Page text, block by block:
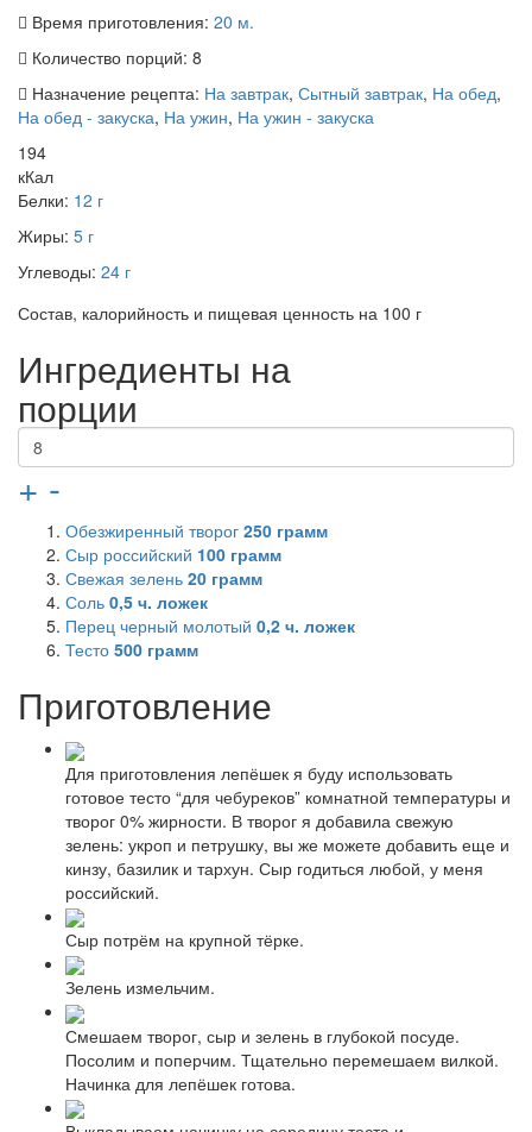
Время приготовления: 20 м.
Количество порций: 8
Назначение рецепта: На завтрак, Сытный завтрак, На обед,
На обед - закуска, На ужин, На ужин - закуска
194
кКал
Белки: 12 г
Жиры: 5 г
Углеводы: 24 г
Состав, калорийность и пищевая ценность на 100 г
Ингредиенты на
порции
+ -
Обезжиренный творог 250 грамм
Сыр российский 100 грамм
Свежая зелень 20 грамм
Соль 0,5 ч. ложек
Перец черный молотый 0,2 ч. ложек
Тесто 500 грамм
Приготовление
Для приготовления лепёшек я буду использовать
готовое тесто “для чебуреков” комнатной температуры и
творог 0% жирности. В творог я добавила свежую
зелень: укроп и петрушку, вы же можете добавить еще и
кинзу, базилик и тархун. Сыр годиться любой, у меня
российский.
Сыр потрём на крупной тёрке.
Зелень измельчим.
Смешаем творог, сыр и зелень в глубокой посуде.
Посолим и поперчим. Тщательно перемешаем вилкой.
Начинка для лепёшек готова.